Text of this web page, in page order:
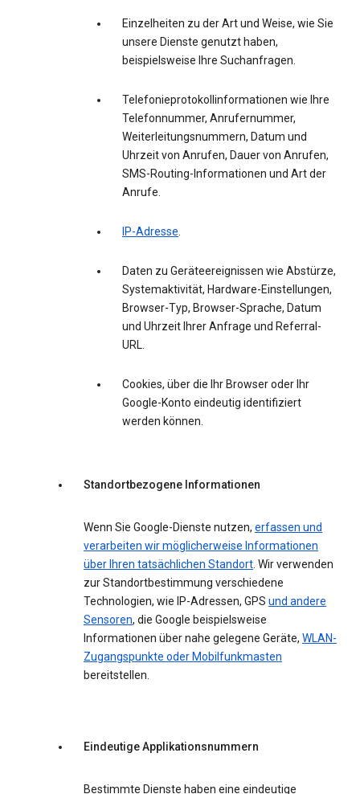
Einzelheiten zu der Art und Weise, wie Sie
unsere Dienste genutzt haben,
beispielsweise Ihre Suchanfragen.
Telefonieprotokollinformationen wie Ihre
Telefonnummer, Anrufernummer,
Weiterleitungsnummern, Datum und
Uhrzeit von Anrufen, Dauer von Anrufen,
SMS-Routing-Informationen und Art der
Anrufe.
IP-Adresse.
Daten zu Geräteereignissen wie Abstürze,
Systemaktivität, Hardware-Einstellungen,
Browser-Typ, Browser-Sprache, Datum
und Uhrzeit Ihrer Anfrage und Referral-
URL.
Cookies, über die Ihr Browser oder Ihr
Google-Konto eindeutig identifiziert
werden können.
Standortbezogene Informationen
Wenn Sie Google-Dienste nutzen, erfassen und
verarbeiten wir möglicherweise Informationen
über Ihren tatsächlichen Standort. Wir verwenden
zur Standortbestimmung verschiedene
Technologien, wie IP-Adressen, GPS und andere
Sensoren, die Google beispielsweise
Informationen über nahe gelegene Geräte, WLAN-
Zugangspunkte oder Mobilfunkmasten
bereitstellen.
Eindeutige Applikationsnummern
Bestimmte Dienste haben eine eindeutige